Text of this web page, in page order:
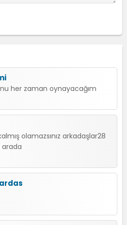
her zaman oynayacağım
olamazsınız arkadaşlar28